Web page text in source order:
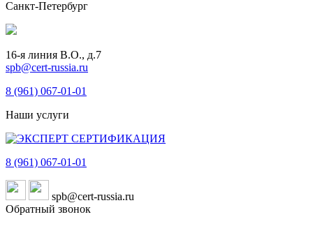
Санкт-Петербург
16-я линия В.О., д.7
spb@cert-russia.ru
8 (961) 067-01-01
Наши услуги
8 (961) 067-01-01
spb@cert-russia.ru
Обратный звонок